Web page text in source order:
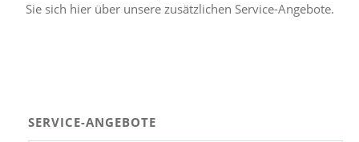
Sie sich hier über unsere zusätzlichen Service-Angebote.
SERVICE-ANGEBOTE